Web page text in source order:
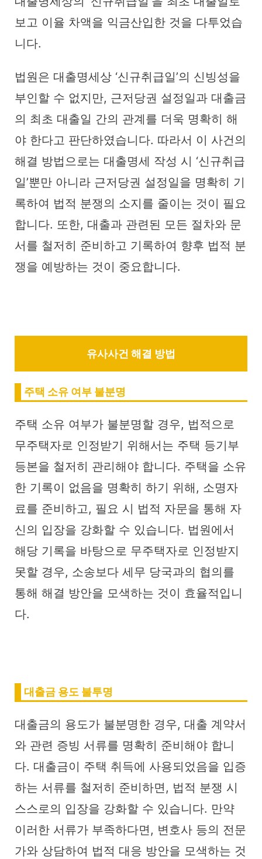
보고 이율 차액을 익금산입한 것을 다투었습
니다.
법원은 대출명세상 ‘신규취급일’의 신빙성을
부인할 수 없지만, 근저당권 설정일과 대출금
의 최초 대출일 간의 관계를 더욱 명확히 해
야 한다고 판단하였습니다. 따라서 이 사건의
해결 방법으로는 대출명세 작성 시 ‘신규취급
일’뿐만 아니라 근저당권 설정일을 명확히 기
록하여 법적 분쟁의 소지를 줄이는 것이 필요
합니다. 또한, 대출과 관련된 모든 절차와 문
서를 철저히 준비하고 기록하여 향후 법적 분
쟁을 예방하는 것이 중요합니다.
유사사건 해결 방법
주택 소유 여부 불분명
주택 소유 여부가 불분명할 경우, 법적으로
무주택자로 인정받기 위해서는 주택 등기부
등본을 철저히 관리해야 합니다. 주택을 소유
한 기록이 없음을 명확히 하기 위해, 소명자
료를 준비하고, 필요 시 법적 자문을 통해 자
신의 입장을 강화할 수 있습니다. 법원에서
해당 기록을 바탕으로 무주택자로 인정받지
못할 경우, 소송보다 세무 당국과의 협의를
통해 해결 방안을 모색하는 것이 효율적입니
다.
대출금 용도 불투명
대출금의 용도가 불분명한 경우, 대출 계약서
와 관련 증빙 서류를 명확히 준비해야 합니
다. 대출금이 주택 취득에 사용되었음을 입증
하는 서류를 철저히 준비하면, 법적 분쟁 시
스스로의 입장을 강화할 수 있습니다. 만약
이러한 서류가 부족하다면, 변호사 등의 전문
가와 상담하여 법적 대응 방안을 모색하는 것